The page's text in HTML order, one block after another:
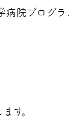
院プログ
す。